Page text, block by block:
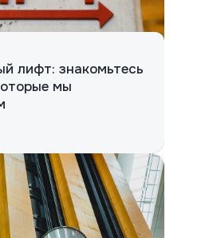
лифт: знакомьтесь
мы